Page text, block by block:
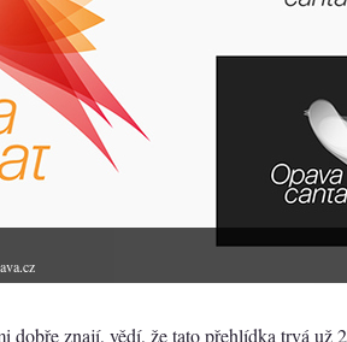
dobře znají, vědí, že tato přehlídka trvá už